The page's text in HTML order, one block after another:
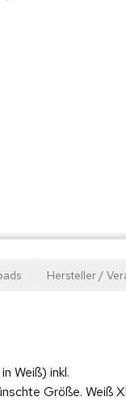
Hersteller /
Weiß) inkl.
Größe. Weiß